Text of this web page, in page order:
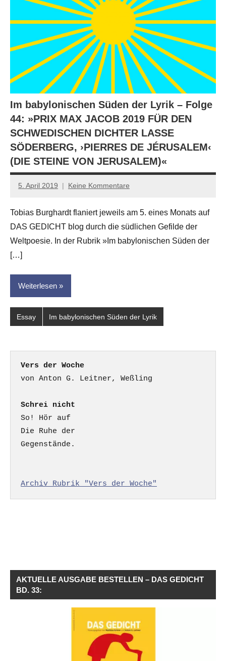
Im babylonischen Süden der Lyrik – Folge
44: »PRIX MAX JACOB 2019 FÜR DEN
SCHWEDISCHEN DICHTER LASSE
SÖDERBERG, ›PIERRES DE JÉRUSALEM‹
(DIE STEINE VON JERUSALEM)«
5. April 2019
Anton
Leitner
Keine Kommentare
Tobias Burghardt flaniert jeweils am 5. eines Monats auf
DAS GEDICHT blog durch die südlichen Gefilde der
Weltpoesie. In der Rubrik »Im babylonischen Süden der
[…]
Weiterlesen
Essay Im babylonischen Süden der Lyrik
Vers der Woche
Schrei nicht
So! Hör auf
Die Ruhe der
Gegenstände.
Archiv Rubrik "Vers der Woche"
AKTUELLE AUSGABE BESTELLEN – DAS GEDICHT
BD. 33: